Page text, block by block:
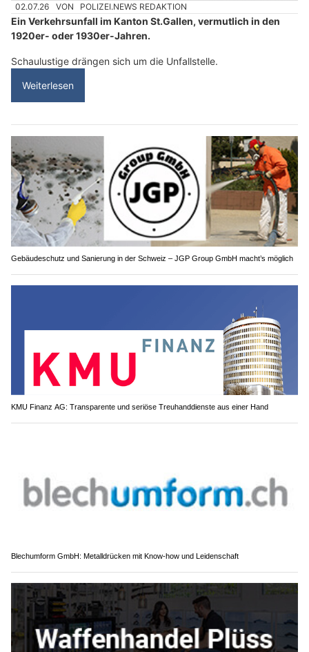
02.07.26 VON POLIZEI.NEWS REDAKTION
Ein Verkehrsunfall im Kanton St.Gallen, vermutlich in den
1920er- oder 1930er-Jahren.
Schaulustige drängen sich um die Unfallstelle.
Weiterlesen
Gebäudeschutz und Sanierung in der Schweiz – JGP Group GmbH macht’s möglich
KMU Finanz AG: Transparente und seriöse Treuhanddienste aus einer Hand
Blechumform GmbH: Metalldrücken mit Know-how und Leidenschaft